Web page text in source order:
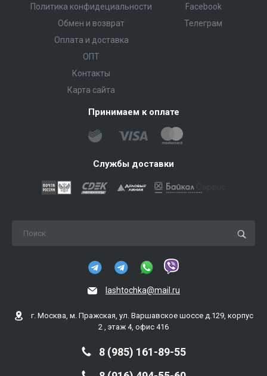
Политика конфидециальности
Обмен и возврат
Оплата и доставка
ОПТ
Контакты
Карта сайта
Facebook
Телеграм
Принимаем к оплате
Службы доставки
lashtochka@mail.ru
г. Москва, м. Пражская, ул. Варшавское шоссе д.129, корпус
2 , этаж 4, офис 416
8 (985) 161-89-55